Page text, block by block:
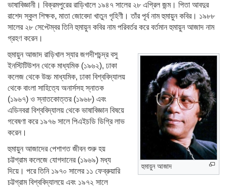
ভাষাবিজ্ঞানী। বিক্রমপুরের রাড়িখালে ১৯৪৭ সালের ২৮ এপ্রিল জন্ম। পিতা আবদুর
রাশেদ স্কুল শিক্ষক, মাতা জোবেদা খাতুন গৃহিণী। তাঁর পূর্ব নাম হুমায়ুন কবির। ১৯৮৮
সালের ২৮ সেপ্টেম্বর তিনি হুমায়ুন কবির নাম পরিবর্তর করে বর্তমান হুমায়ুন আজাদ নাম
গ্রহণ করেন।
হুমায়ুন আজাদ
হুমায়ুন আজাদ রাড়িখাল স্যার জগদীশচন্দ্র বসু
ইনস্টিটিউশন থেকে মাধ্যমিক (১৯৬২), ঢাকা
কলেজ থেকে উচ্চ মাধ্যমিক, ঢাকা বিশ্ববিদ্যালয়
থেকে বাংলা সাহিত্যে অনার্সসহ স্নাতক
(১৯৬৭) ও স্নাতকোত্তর (১৯৬৮) এবং
এডিনবরা বিশ্ববিদ্যালয় থেকে ভাষাবিজ্ঞান বিষয়ে
গবেষণা করে ১৯৭৬ সালে পিএইচডি ডিগ্রি লাভ
করেন।
হুমায়ুন আজাদের পেশাগত জীবন শুরু হয়
চট্টগ্রাম কলেজে যোগদানের (১৯৬৯) মধ্য
দিয়ে। পরে তিনি ১৯৭০ সালের ১১ ফেব্রুয়ারি
চট্টগ্রাম বিশ্ববিদ্যালয়ে এবং ১৯৭২ সালে